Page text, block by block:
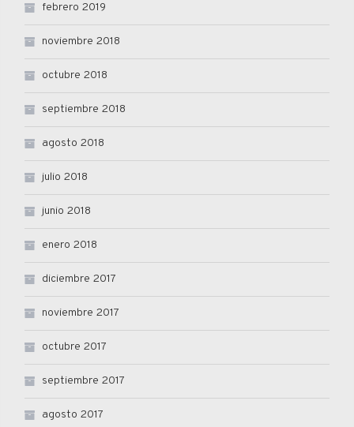
febrero 2019
noviembre 2018
octubre 2018
septiembre 2018
agosto 2018
julio 2018
junio 2018
enero 2018
diciembre 2017
noviembre 2017
octubre 2017
septiembre 2017
agosto 2017